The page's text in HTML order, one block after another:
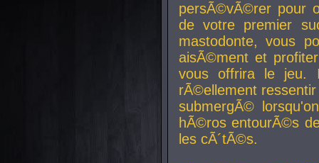
persÃ©vÃ©rer pour
de votre premier
mastodonte, vous
aisÃ©ment et
vous offrira le jeu.
rÃ©ellement
submergÃ©
hÃ©ros entourÃ©s
les cÃ´tÃ©s.